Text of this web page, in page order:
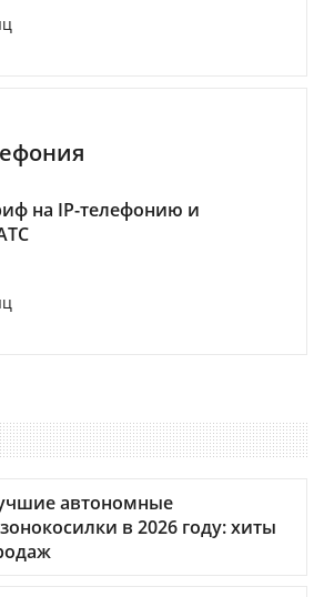
на IP-телефонию и
автономные
в 2026 году: хиты